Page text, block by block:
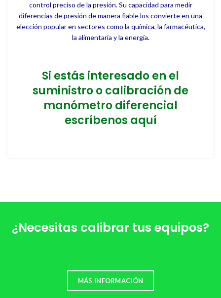
control preciso de la presión. Su capacidad para medir
diferencias de presión de manera fiable los convierte en una
elección popular en sectores como la química, la farmacéutica,
la alimentaria y la energía.
Si estás interesado en el
suministro o calibración de
manómetro diferencial
escríbenos aquí
¿Necesitas calibrar tus equipos?
MÁS INFORMACIÓN